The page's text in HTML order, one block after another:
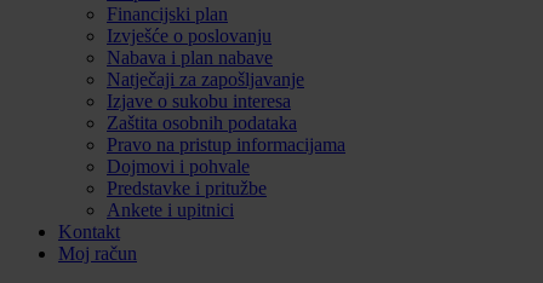
Financijski plan
Izvješće o poslovanju
Nabava i plan nabave
Natječaji za zapošljavanje
Izjave o sukobu interesa
Zaštita osobnih podataka
Pravo na pristup informacijama
Dojmovi i pohvale
Predstavke i pritužbe
Ankete i upitnici
Kontakt
Moj račun